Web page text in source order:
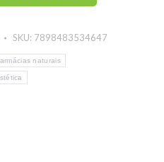
SKU: 7898483534647
naturais